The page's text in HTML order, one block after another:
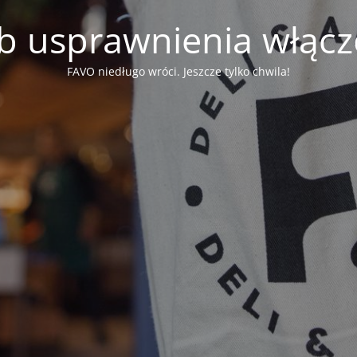
usprawnienia
FAVO niedługo wróci. Jeszcze tylko chwila!